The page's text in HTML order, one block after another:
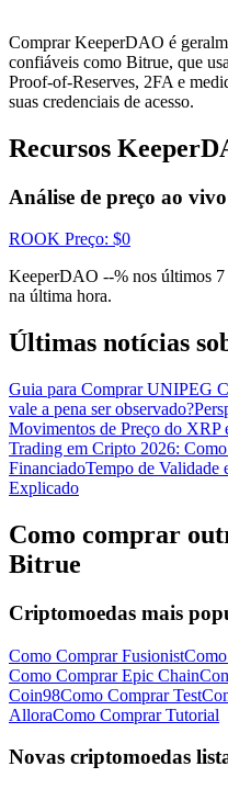
Comprar KeeperDAO é
confiáveis ​​como Bitrue, que
Proof-of-Reserves, 2FA e
suas credenciais de acesso.
Recursos
Análise de preço ao
ROOK Preço: $0
KeeperDAO --% nos últimos 7
na última hora.
Últimas notícias
Guia para Comprar UNIPEG
vale a pena ser observado?
Movimentos de Preço do XRP
Trading em Cripto 2026:
FinanciadoTempo de
Explicado
Como comprar
Bitrue
Criptomoedas mais
Como Comprar Fusionist
Como Comprar Epic Chain
Coin98Como Comprar Test
AlloraComo Comprar Tutorial
Novas criptomoedas